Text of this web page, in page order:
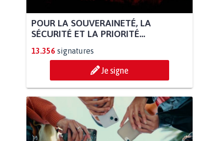
POUR LA SOUVERAINETÉ, LA
SÉCURITÉ ET LA PRIORITÉ...
13.356 signatures
Je signe